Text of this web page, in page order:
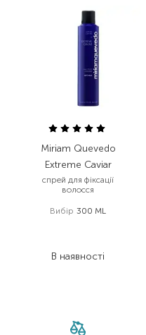
Miriam Quevedo
Extreme Caviar
спрей для фіксації
волосся
Вибір 300 ML
В наявності